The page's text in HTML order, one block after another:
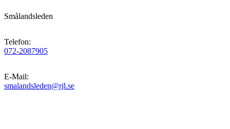
Smålandsleden
Telefon:
072-2087905
E-Mail:
smalandsleden@rjl.se